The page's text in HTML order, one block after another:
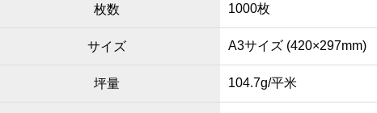
枚数 1000枚
サイズ A3サイズ (420×297mm)
坪量 104.7g/平米